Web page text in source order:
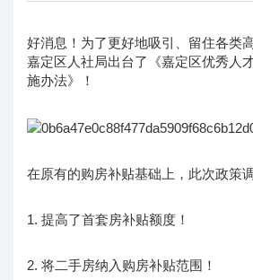
好消息！为了更好地吸引、留住各类
嘉定区人社局出台了《嘉定区优秀人
施办法》！
在原有的购房补贴基础上，此次政策
1. 提高了首套房补贴额度！
2. 将二手房纳入购房补贴范围！